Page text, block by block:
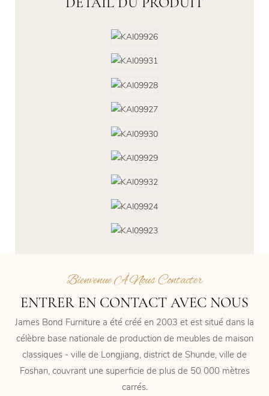
Bienvenue À Nous Contacter
ENTRER EN CONTACT AVEC NOUS
James Bond Furniture a été créé en 2003 et est situé dans la
célèbre base nationale de production de meubles de maison
classiques - ville de Longjiang, district de Shunde, ville de
Foshan, couvrant une superficie de plus de 50 000 mètres
carrés.